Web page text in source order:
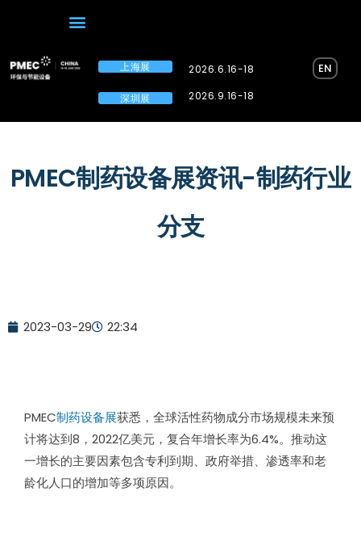
上海展
深圳展
2026.6.16-18
2026.9.16-18
EN
PMEC制药设备展资讯-制药行业
分支
2023-03-29 22:34
PMEC制药设备展获悉，全球活性药物成分市场规模未来预
计将达到8 ， 2022亿美元，复合年增长率为6.4%。推动这
一增长的主要因素包含专利到期、政府举措、渗透率和老
龄化人口的增加等多项原因。